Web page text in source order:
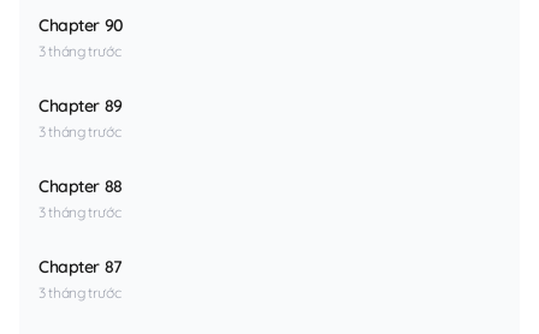
Chapter 90
3 tháng trước
Chapter 89
3 tháng trước
Chapter 88
3 tháng trước
Chapter 87
3 tháng trước